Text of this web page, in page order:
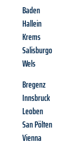
Baden
Hallein
Krems
Salisburgo
Wels
Bregenz
Innsbruck
Leoben
San Pölten
Vienna